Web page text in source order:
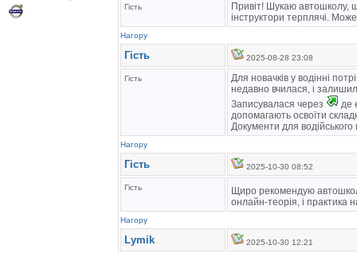
Гість
Привіт! Шукаю автошколу,
інструктори терплячі.
Нагору
Гість 2025-08-28 23:08
Гість
Для новачків у водінні
недавно вчилася, і
Записувалася через
де
допомагають освоїти
Документи для
Нагору
Гість 2025-10-30 08:52
Гість
Щиро рекомендую
онлайн-теорія, і практика
Нагору
Lymik 2025-10-30 12:21